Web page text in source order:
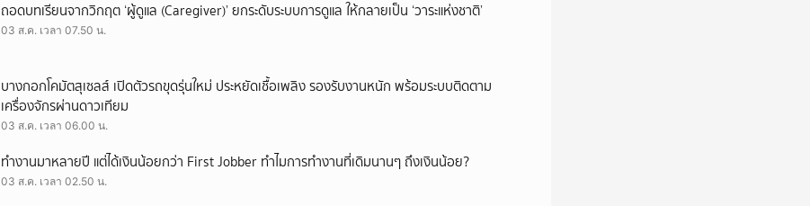
ถอดบทเรียนจากวิกฤต ‘ผู้ดูแล (Caregiver)’ ยกระดับระบบการดูแล ให้กลายเป็น ‘วาระแห่งชาติ’
03 ส.ค. เวลา 07.50 น.
บางกอกโคมัตสุเซลส์ เปิดตัวรถขุดรุ่นใหม่ ประหยัดเชื้อเพลิง รองรับงานหนัก พร้อมระบบติดตาม
เครื่องจักรผ่านดาวเทียม
03 ส.ค. เวลา 06.00 น.
ทำงานมาหลายปี แต่ได้เงินน้อยกว่า First Jobber ทำไมการทำงานที่เดิมนานๆ ถึงเงินน้อย?
03 ส.ค. เวลา 02.50 น.